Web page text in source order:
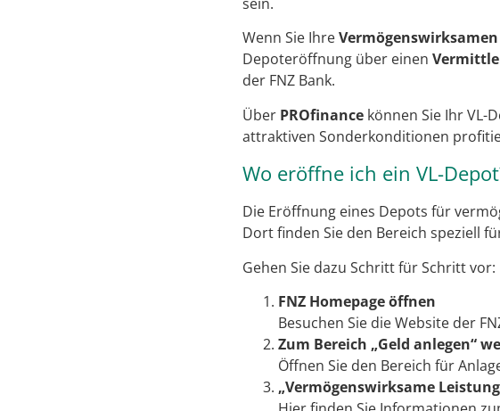
Wenn Sie Ihre
Depoteröffnung über einen
der FNZ Bank.
Über PROfinance können Sie Ihr VL-
attraktiven Sonderkonditionen
Wo eröffne ich ein VL-
Die Eröffnung eines Depots für
Dort finden Sie den Bereich speziell
Gehen Sie dazu Schritt für Schritt vor:
FNZ Homepage öffnen
Besuchen Sie die Website der
Zum Bereich „Geld anlegen“
Öffnen Sie den Bereich für
„Vermögenswirksame